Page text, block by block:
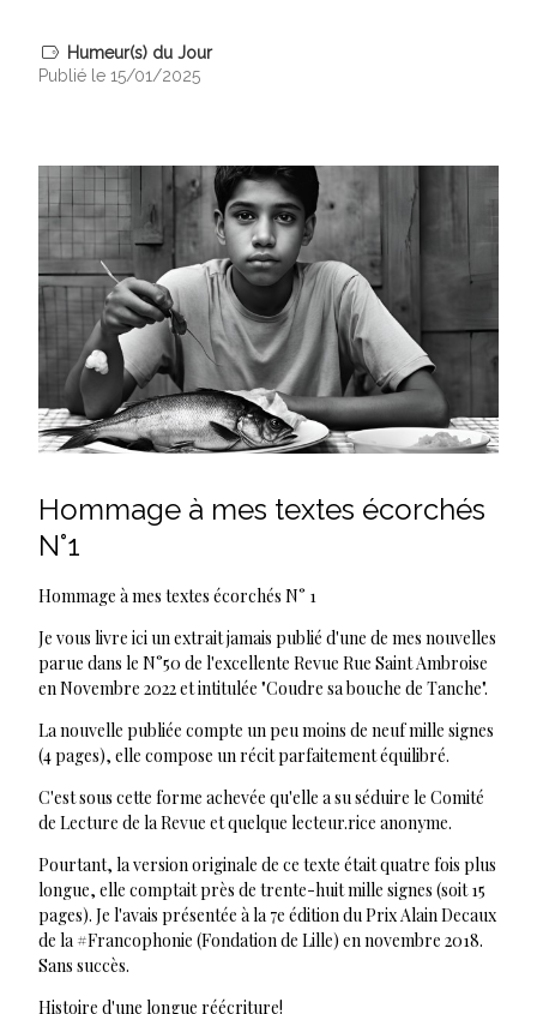
Humeur(s) du Jour
Publié le 15/01/2025
Hommage à mes textes écorchés
N°1
Hommage à mes textes écorchés N° 1
Je vous livre ici un extrait jamais publié d'une de mes nouvelles
parue dans le N°50 de l'excellente Revue Rue Saint Ambroise
en Novembre 2022 et intitulée "Coudre sa bouche de Tanche".
La nouvelle publiée compte un peu moins de neuf mille signes
(4 pages), elle compose un récit parfaitement équilibré.
C'est sous cette forme achevée qu'elle a su séduire le Comité
de Lecture de la Revue et quelque lecteur.rice anonyme.
Pourtant, la version originale de ce texte était quatre fois plus
longue, elle comptait près de trente-huit mille signes (soit 15
pages). Je l'avais présentée à la 7e édition du Prix Alain Decaux
de la #Francophonie (Fondation de Lille) en novembre 2018.
Sans succès.
Histoire d'une longue réécriture!